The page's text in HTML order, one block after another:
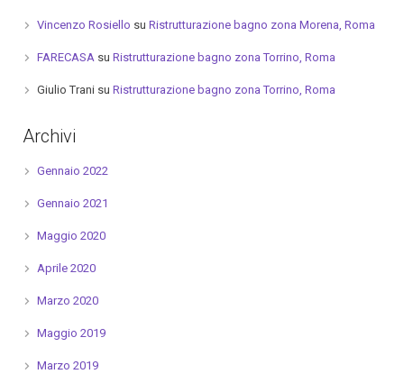
Vincenzo Rosiello su Ristrutturazione bagno zona Morena, Roma
FARECASAsu Ristrutturazione bagno zona Torrino, Roma
Giulio Tranisu Ristrutturazione bagno zona Torrino, Roma
Archivi
Gennaio 2022
Gennaio 2021
Maggio 2020
Aprile 2020
Marzo 2020
Maggio 2019
Marzo 2019